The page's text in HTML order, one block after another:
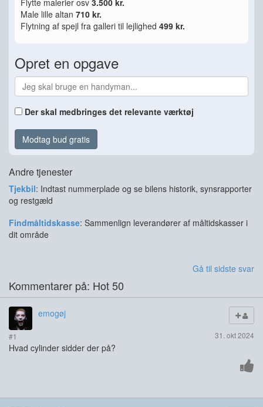
Flytte malerier osv 3.500 kr.
Male lille altan 710 kr.
Flytning af spejl fra galleri til lejlighed 499 kr.
Opret en opgave
Der skal medbringes det relevante værktøj
Modtag bud gratis
Andre tjenester
Tjekbil: Indtast nummerplade og se bilens historik, synsrapporter
og restgæld
Findmåltidskasse: Sammenlign leverandører af måltidskasser i
dit område
Gå til sidste svar
Kommentarer på: Hot 50
emogøj
#1 31. okt 2024
Hvad cylinder sidder der på?